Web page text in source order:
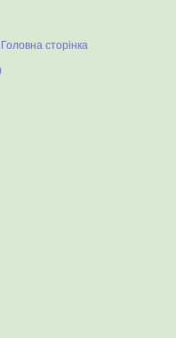
Головна сторінка